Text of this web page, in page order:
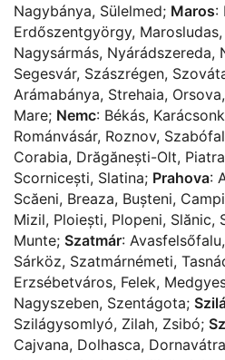
Nagybánya, Sülelmed; Maros:
Erdőszentgyörgy, Marosludas,
Nagysármás, Nyárádszereda,
Segesvár, Szászrégen,
Arámabánya, Strehaia, Orsova,
Mare; Nemc: Békás,
Románvásár, Roznov,
Corabia, Drăgănești-Olt,
Scornicești, Slatina; Prahova:
Scăeni, Breaza, Bușteni,
Mizil, Ploiești, Plopeni, Slănic,
Munte; Szatmár: Avasfelsőfalu,
Sárköz, Szatmárnémeti,
Erzsébetváros, Felek,
Nagyszeben, Szentágota;
Szilágysomlyó, Zilah, Zsibó;
Cajvana, Dolhasca, Dornavátra